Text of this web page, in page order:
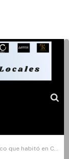
habitó en Calama